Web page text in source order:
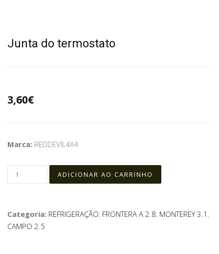
Junta do termostato
3,60€
Marca: REDDEVIL4X4
Categoria: REFRIGERAÇÃO, FRONTERA A 2.8, MONTEREY 3.1 ,
CAMPO 2.5